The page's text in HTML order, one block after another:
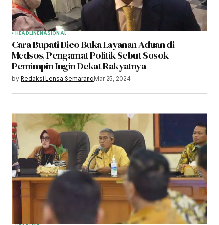
HEADLINENASIONAL
Cara Bupati Dico Buka Layanan Aduan di
Medsos, Pengamat Politik Sebut Sosok
Pemimpin Ingin Dekat Rakyatnya
by Redaksi Lensa SemarangMar 25, 2024